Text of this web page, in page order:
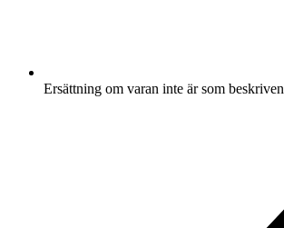
Ersättning om varan inte är som beskriven